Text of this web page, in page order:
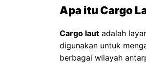
Apa itu Cargo
Cargo laut adalah
digunakan untuk
berbagai wilayah